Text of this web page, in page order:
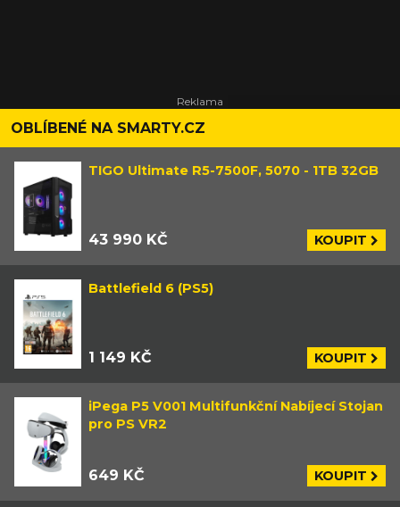
OBLÍBENÉ NA SMARTY.CZ
TIGO Ultimate R5-7500F, 5070 - 1TB 32GB
43 990 KČ KOUPIT
Battlefield 6 (PS5)
1 149 KČ KOUPIT
iPega P5 V001 Multifunkční Nabíjecí Stojan
pro PS VR2
649 KČ KOUPIT